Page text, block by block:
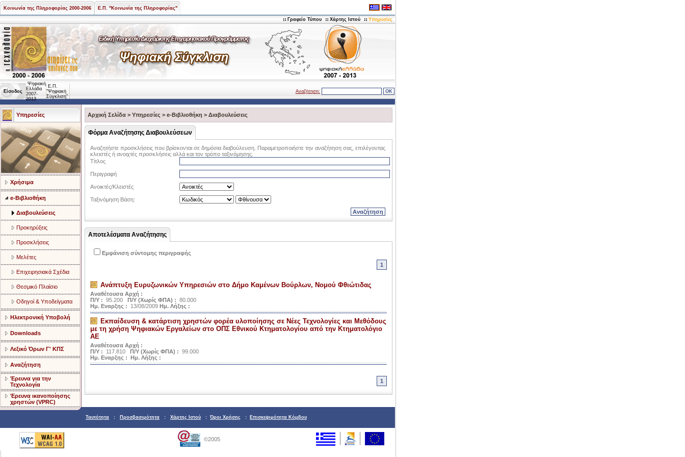
Κοινωνία της Πληροφορίας 2000-2006 Ε.Π. "Κοινωνία της Πληροφορίας"
Γραφείο Τύπου Χάρτης Ιστού Υπηρεσίες
Είσοδος
Ψηφιακή
Ελλάδα
2007-
2013
Ε.Π.
"Ψηφιακή
Σύγκλιση"
Αναζήτηση:
Υπηρεσίες
Χρήσιμα
e-Βιβλιοθήκη
Διαβουλεύσεις
Προκηρύξεις
Προσκλήσεις
Μελέτες
Επιχειρησιακά Σχέδια
Θεσμικό Πλαίσιο
Οδηγοί & Υποδείγματα
Ηλεκτρονική Υποβολή
Downloads
Λεξικό Όρων Γ' ΚΠΣ
Αναζήτηση
Έρευνα για την
Τεχνολογία
Έρευνα ικανοποίησης
χρηστών (VPRC)
Αρχική Σελίδα > Υπηρεσίες > e-Βιβλιοθήκη > Διαβουλεύσεις
Φόρμα Αναζήτησης Διαβουλεύσεων
Αναζητήστε προσκλήσεις που βρίσκονται σε δημόσια διαβούλευση. Παραμετροποιήστε την αναζήτηση σας, επιλέγοντας
κλειστές ή ανοιχτές προσκλήσεις αλλά και τον τρόπο ταξινόμησης.
Τίτλος
Περιγραφή
Ανοικτές/Κλειστές
Ταξινόμηση Βάση:
Αποτελέσματα Αναζήτησης
Εμφάνιση σύντομης περιγραφής
1
Ανάπτυξη Ευρυζωνικών Υπηρεσιών στο Δήμο Καμένων Βούρλων, Νομού Φθιώτιδας
Αναθέτουσα Αρχή :
Π/Υ : 95.200 Π/Υ (Χωρίς ΦΠΑ) : 80.000
Ημ. Εναρξης :
13/08/2009 Ημ. Λήξης :
Εκπαίδευση & κατάρτιση χρηστών φορέα υλοποίησης σε Νέες Τεχνολογίες και Μεθόδους
με τη χρήση Ψηφιακών Εργαλείων στο ΟΠΣ Εθνικού Κτηματολογίου από την Κτηματολόγιο
ΑΕ
Αναθέτουσα Αρχή :
Π/Υ :
117.810 Π/Υ (Χωρίς ΦΠΑ) : 99.000
Ημ. Εναρξης : Ημ. Λήξης :
1
Ταυτότητα : Προσβασιμότητα : Χάρτης Ιστού : Όροι Χρήσης : Επισκεψιμότητα Κόμβου
©2005